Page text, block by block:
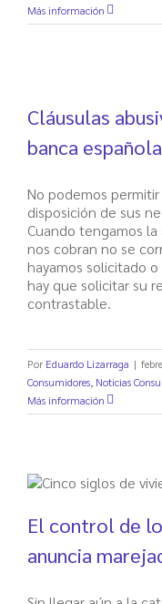
Más información
Cláusulas
banca española
No podemos
disposición de sus
Cuando tengamos
nos cobran no se
hayamos solicitado
hay que solicitar su
contrastable.
Por Eduardo Lizarraga |
Consumidores Noticias
Más información
El control de
anuncia